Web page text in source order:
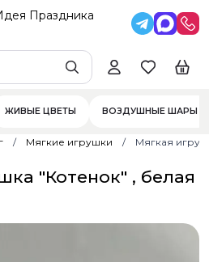
ЖИВЫЕ ЦВЕТЫ ВОЗДУШНЫЕ ШАРЫ
Мягкие игрушки Мягкая
"Котенок" , белая